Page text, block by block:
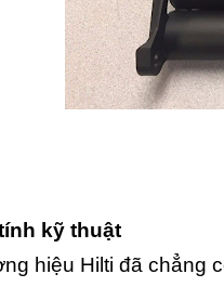
kỹ thuật
hiệu Hilti đã chẳng